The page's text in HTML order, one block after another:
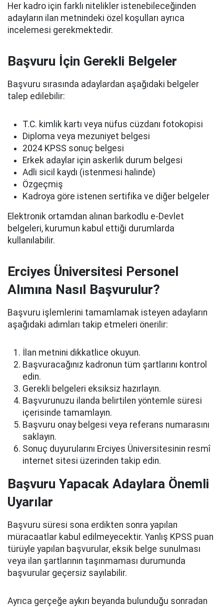
Her kadro için farklı nitelikler istenebileceğinden
adayların ilan metnindeki özel koşulları ayrıca
incelemesi gerekmektedir.
Başvuru İçin Gerekli Belgeler
Başvuru sırasında adaylardan aşağıdaki belgeler
talep edilebilir:
T.C. kimlik kartı veya nüfus cüzdanı fotokopisi
Diploma veya mezuniyet belgesi
2024 KPSS sonuç belgesi
Erkek adaylar için askerlik durum belgesi
Adli sicil kaydı (istenmesi halinde)
Özgeçmiş
Kadroya göre istenen sertifika ve diğer belgeler
Elektronik ortamdan alınan barkodlu e-Devlet
belgeleri, kurumun kabul ettiği durumlarda
kullanılabilir.
Erciyes Üniversitesi Personel
Alımına Nasıl Başvurulur?
Başvuru işlemlerini tamamlamak isteyen adayların
aşağıdaki adımları takip etmeleri önerilir:
İlan metnini dikkatlice okuyun.
Başvuracağınız kadronun tüm şartlarını kontrol
edin.
Gerekli belgeleri eksiksiz hazırlayın.
Başvurunuzu ilanda belirtilen yöntemle süresi
içerisinde tamamlayın.
Başvuru onay belgesi veya referans numarasını
saklayın.
Sonuç duyurularını Erciyes Üniversitesinin resmî
internet sitesi üzerinden takip edin.
Başvuru Yapacak Adaylara Önemli
Uyarılar
Başvuru süresi sona erdikten sonra yapılan
müracaatlar kabul edilmeyecektir. Yanlış KPSS puan
türüyle yapılan başvurular, eksik belge sunulması
veya ilan şartlarının taşınmaması durumunda
başvurular geçersiz sayılabilir.
Ayrıca gerçeğe aykırı beyanda bulunduğu sonradan